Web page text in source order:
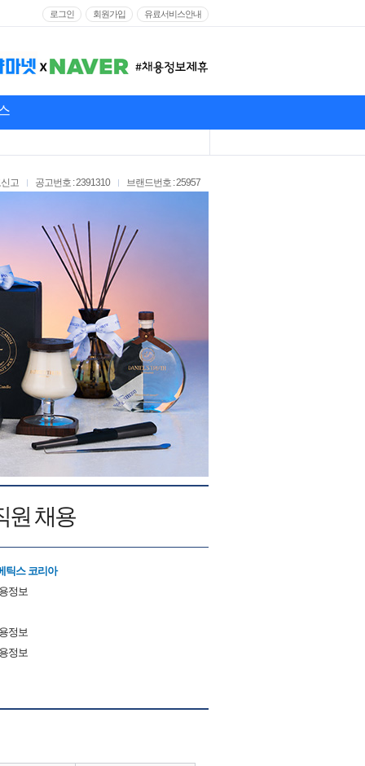
로그인 회원가입 유료서비스안내
브랜드번호 : 25957
공고번호 : 2391310
고
원 채용
틱스 코리아
정보
정보
정보